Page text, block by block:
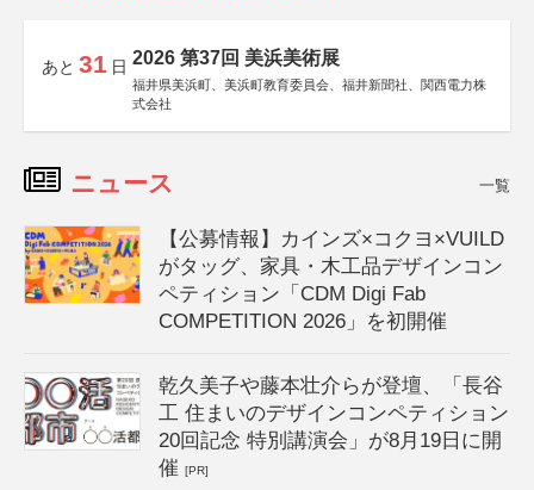
あと 31 日 2026 第37回 美浜美術展
福井県美浜町、美浜町教育委員会、福井新聞社、関西電力株
式会社
ニュース 一覧
【公募情報】カインズ×コクヨ×VUILD
がタッグ、家具・木工品デザインコン
ペティション「CDM Digi Fab
COMPETITION 2026」を初開催
乾久美子や藤本壮介らが登壇、「長谷
工 住まいのデザインコンペティション
20回記念 特別講演会」が8月19日に開
催[PR]